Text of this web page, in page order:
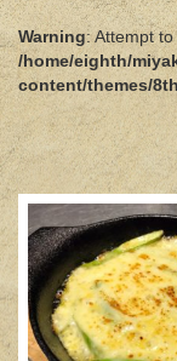
Warning: Attempt
/home/eighth/
content/themes/